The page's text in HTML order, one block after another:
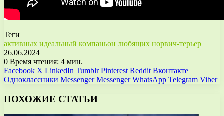
Теги
активных идеальный компаньон любящих норвич-терьер
26.06.2024
0 Время чтения: 4 мин.
Facebook X LinkedIn Tumblr Pinterest Reddit Вконтакте
Одноклассники Messenger Messenger WhatsApp Telegram Viber
ПОХОЖИЕ СТАТЬИ